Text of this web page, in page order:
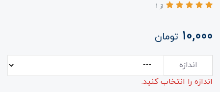
از 1
10,000 تومان
اندازه
اندازه را انتخاب کنید.